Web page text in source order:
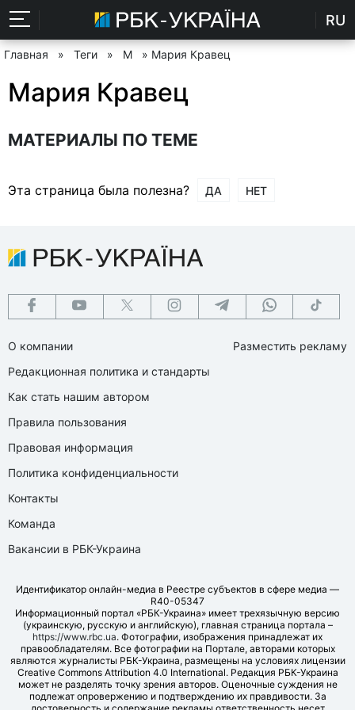
RU
Главная » Теги » М » Мария Кравец
Мария Кравец
МАТЕРИАЛЫ ПО ТЕМЕ
Эта страница была полезна? ДА НЕТ
О компании
Редакционная политика и стандарты
Как стать нашим автором
Правила пользования
Правовая информация
Политика конфиденциальности
Контакты
Команда
Вакансии в РБК-Украина
Разместить рекламу
Идентификатор онлайн-медиа в Реестре субъектов в сфере медиа —
R40-05347
Информационный портал «РБК-Украина» имеет трехязычную версию
(украинскую, русскую и английскую), главная страница портала –
https://www.rbc.ua. Фотографии, изображения принадлежат их
правообладателям. Все фотографии на Портале, авторами которых
являются журналисты РБК-Украина, размещены на условиях лицензии
Creative Commons Attribution 4.0 International. Редакция РБК-Украина
может не разделять точку зрения авторов. Оценочные суждения не
подлежат опровержению и подтверждению их правдивости. За